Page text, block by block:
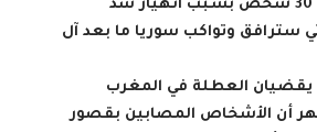
سترافق وتواكب سوريا ما بعد آل
يقضيان العطلة في المغرب
أن الأشخاص المصابين بقصور